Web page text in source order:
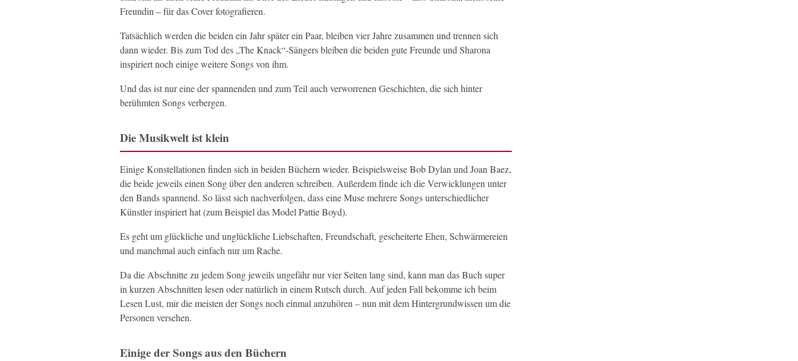
Freundin – für das Cover fotografieren.
Tatsächlich werden die beiden ein Jahr später ein Paar, bleiben vier Jahre zusammen und trennen sich
dann wieder. Bis zum Tod des „The Knack“-Sängers bleiben die beiden gute Freunde und Sharona
inspiriert noch einige weitere Songs von ihm.
Und das ist nur eine der spannenden und zum Teil auch verworrenen Geschichten, die sich hinter
berühmten Songs verbergen.
Die Musikwelt ist klein
Einige Konstellationen finden sich in beiden Büchern wieder. Beispielsweise Bob Dylan und Joan Baez,
die beide jeweils einen Song über den anderen schreiben. Außerdem finde ich die Verwicklungen unter
den Bands spannend. So lässt sich nachverfolgen, dass eine Muse mehrere Songs unterschiedlicher
Künstler inspiriert hat (zum Beispiel das Model Pattie Boyd).
Es geht um glückliche und unglückliche Liebschaften, Freundschaft, gescheiterte Ehen, Schwärmereien
und manchmal auch einfach nur um Rache.
Da die Abschnitte zu jedem Song jeweils ungefähr nur vier Seiten lang sind, kann man das Buch super
in kurzen Abschnitten lesen oder natürlich in einem Rutsch durch. Auf jeden Fall bekomme ich beim
Lesen Lust, mir die meisten der Songs noch einmal anzuhören – nun mit dem Hintergrundwissen um die
Personen versehen.
Einige der Songs aus den Büchern